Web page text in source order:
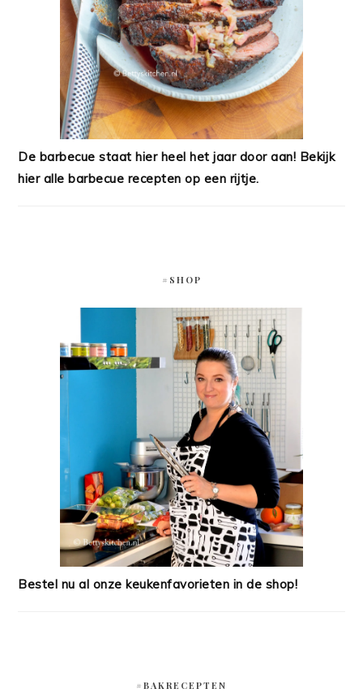
De barbecue staat hier heel het jaar door aan! Bekijk
hier alle barbecue recepten op een rijtje.
#SHOP
Bestel nu al onze keukenfavorieten in de shop!
#BAKRECEPTEN